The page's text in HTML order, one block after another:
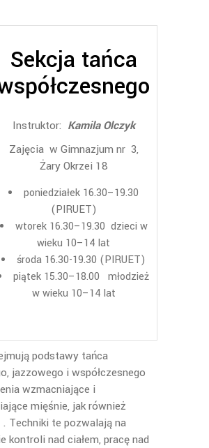
Sekcja tańca
Instruktor: Kamila Olczyk
Zajęcia w Gimnazjum nr 3,
Żary Okrzei 18
poniedziałek 16.30–19.30
(PIRUET)
wtorek 16.30–19.30 dzieci w
wieku 10–14 lat
środa 16.30-19.30 (PIRUET)
piątek 15.30–18.00 młodzież
w wieku 10–14 lat
podstawy tańca
jazzowego i współczesnego
wzmacniające i
mięśnie, jak również
Techniki te pozwalają na
kontroli nad ciałem, pracę nad